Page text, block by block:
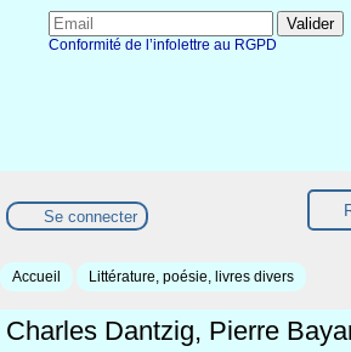
Conformité de l’infolettre au RGPD
Se connecter
Accueil Littérature, poésie, livres divers
Charles Dantzig, Pierre